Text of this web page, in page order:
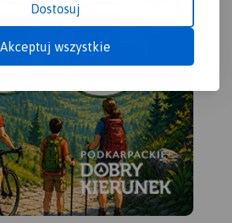
Dostosuj
Akceptuj wszystkie